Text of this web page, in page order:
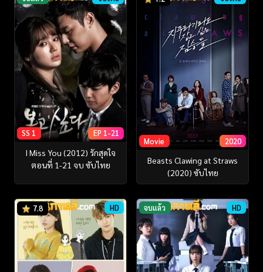
SS 1 EP 1-21
I Miss You (2012) รักสุดใจ
ตอนที่ 1-21 จบ ซับไทย
Movie 2020
Beasts Clawing at Straws
(2020) ซับไทย
7.8 HD จบแล้ว HD